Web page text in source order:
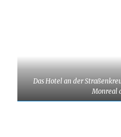
Das Hotel an der
Monreal